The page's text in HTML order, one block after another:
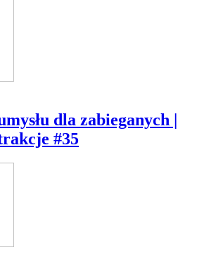
dla zabieganych |
#35